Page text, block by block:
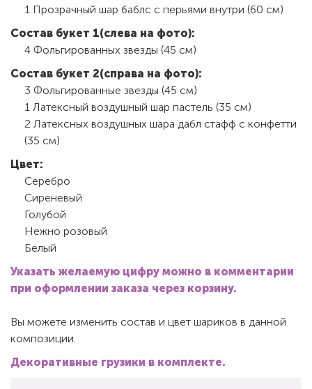
1 Прозрачный шар баблс с перьями внутри (60 см)
Состав букет 1(слева на фото):
4 Фольгированных звезды (45 см)
Состав букет 2(справа на фото):
3 Фольгированные звезды (45 см)
1 Латексный воздушный шар пастель (35 см)
2 Латексных воздушных шара дабл стафф с конфетти
(35 см)
Цвет:
Серебро
Сиреневый
Голубой
Нежно розовый
Белый
Указать желаемую цифру можно в комментарии
при оформлении заказа через корзину.
Вы можете изменить состав и цвет шариков в данной
композиции.
Декоративные грузики в комплекте.